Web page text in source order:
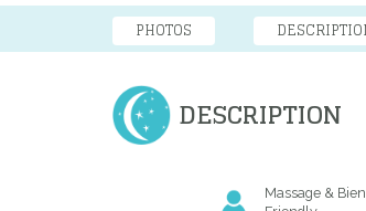
PHOTOS
DESCRIPTION
Massage &